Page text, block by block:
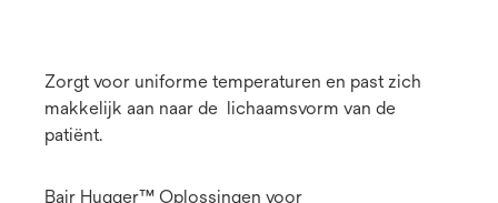
Zorgt voor uniforme temperaturen en past zich
makkelijk aan naar de lichaamsvorm van de
patiënt.
Bair Hugger™ Oplossingen voor